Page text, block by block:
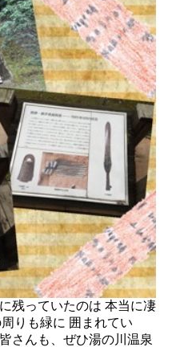
残っていたのは 本当に凄
りも緑に 囲まれてい
さんも、ぜひ湯の川温泉